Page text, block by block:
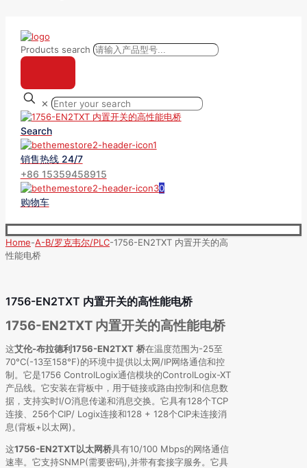
Products search
✕
Search
销售热线 24/7
+86 15359458915
0
购物车
Home-A-B/罗克韦尔/PLC-1756-EN2TXT 内置开关的高
性能电桥
1756-EN2TXT 内置开关的高性能电桥
1756-EN2TXT 内置开关的高性能电桥
这艾伦-布拉德利1756-EN2TXT 桥在温度范围为-25至
70°C(-13至158°F)的环境中提供以太网/IP网络通信和控
制。它是1756 ControlLogix通信模块的ControlLogix-XT
产品线。它安装在背板中，用于链接或路由控制和信息数
据，支持实时I/O消息传递和消息交换。它具有128个TCP
连接、256个CIP/ Logix连接和128 + 128个CIP未连接消
息(背板+以太网)。
这1756-EN2TXT以太网桥具有10/100 Mbps的网络通信
速率。它支持SNMP(需要密码),并带有套接字服务。它具